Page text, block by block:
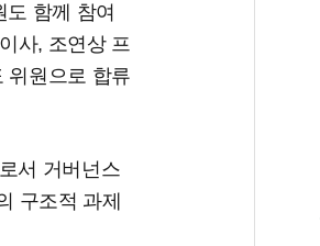
함께 참여
사, 조연상 프
위원으로 합류
서 거버넌스
구조적 과제